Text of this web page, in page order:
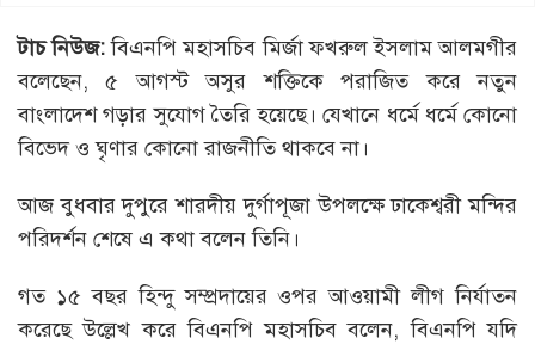
টাচ নিউজ:বিএনপি মহাসচিব মির্জা ফখরুল ইসলাম আলমগীর
বলেছেন, ৫ আগস্ট অসুর শক্তিকে পরাজিত করে নতুন
বাংলাদেশ গড়ার সুযোগ তৈরি হয়েছে। যেখানে ধর্মে ধর্মে কোনো
বিভেদ ও ঘৃণার কোনো রাজনীতি থাকবে না।
আজ বুধবার দুপুরে শারদীয় দুর্গাপূজা উপলক্ষে ঢাকেশ্বরী মন্দির
পরিদর্শন শেষে এ কথা বলেন তিনি।
গত ১৫ বছর হিন্দু সম্প্রদায়ের ওপর আওয়ামী লীগ নির্যাতন
করেছে উল্লেখ করে বিএনপি মহাসচিব বলেন, বিএনপি যদি